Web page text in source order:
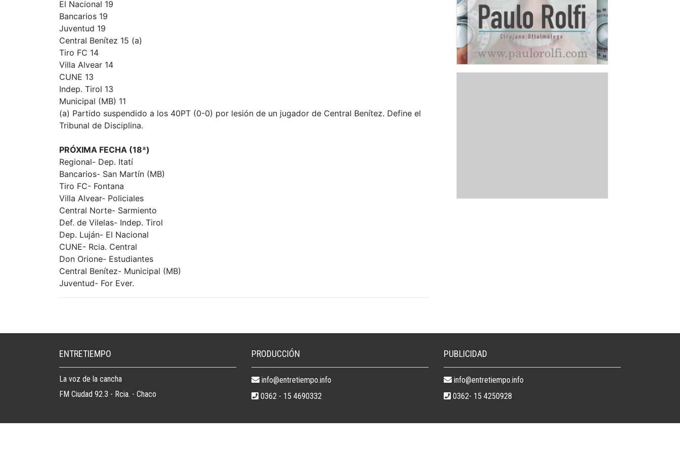
El Nacional 19
Bancarios 19
Juventud 19
Central Benítez 15 (a)
Tiro FC 14
Villa Alvear 14
CUNE 13
Indep. Tirol 13
Municipal (MB) 11
(a) Partido suspendido a los 40PT (0-0) por lesión de un jugador de Central Benítez. Define el
Tribunal de Disciplina.
PRÓXIMA FECHA (18ª)
Regional- Dep. Itatí
Bancarios- San Martín (MB)
Tiro FC- Fontana
Villa Alvear- Policiales
Central Norte- Sarmiento
Def. de Vilelas- Indep. Tirol
Dep. Luján- El Nacional
CUNE- Rcia. Central
Don Orione- Estudiantes
Central Benítez- Municipal (MB)
Juventud- For Ever.
ENTRETIEMPO
La voz de la cancha
FM Ciudad 92.3 - Rcia. - Chaco
PRODUCCIÓN
info@entretiempo.info
0362 - 15 4690332
PUBLICIDAD
info@entretiempo.info
0362- 15 4250928